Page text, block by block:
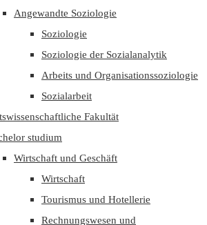
Angewandte Soziologie
Soziologie
Soziologie der Sozialanalytik
Arbeits und Organisationssoziologie
Sozialarbeit
Fakultät
studium
Wirtschaft und Geschäft
Wirtschaft
Tourismus und Hotellerie
Rechnungswesen und